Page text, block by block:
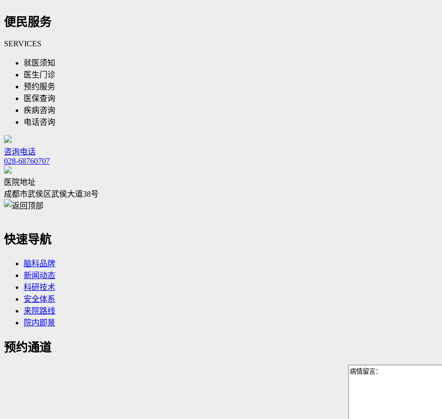
便民服务
SERVICES
就医须知
医生门诊
预约服务
医保查询
疾病咨询
电话咨询
咨询电话
028-68760707
医院地址
成都市武侯区武侯大道38号
快速导航
脑科品牌
新闻动态
科研技术
安全体系
来院路线
院内即景
预约通道